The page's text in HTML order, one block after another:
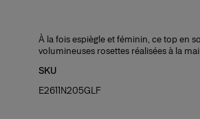
À la fois espiègle et féminin, ce top en
volumineuses rosettes réalisées à la
SKU
E2611N205GLF
Coupe régulière
25 % soie, 75 % lin